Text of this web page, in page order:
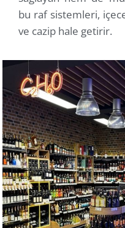
bu raf sistemleri,
ve cazip hale getirir.